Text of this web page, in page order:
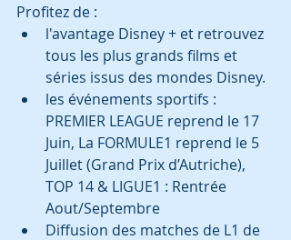
Profitez de :
l'avantage Disney + et retrouvez
tous les plus grands films et
séries issus des mondes Disney.
les événements sportifs :
PREMIER LEAGUE reprend le 17
Juin, La FORMULE1 reprend le 5
Juillet (Grand Prix d’Autriche),
TOP 14 & LIGUE1 : Rentrée
Aout/Septembre
Diffusion des matches de L1 de